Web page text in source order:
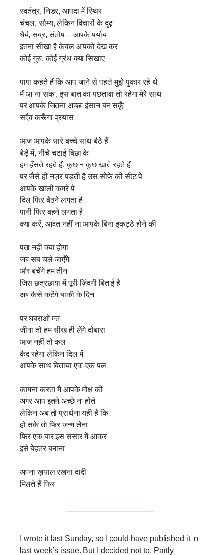
स्वतंत्र, निडर, आपदा में स्थिर
चंचल, सौम्य, लेकिन विचारों के दृढ़
धैर्य, सब्र, संतोष – आपके पर्याय
इतना सीखा है केवल आपको देख कर
कोई गुरु, कोई ग्रंथ क्या सिखाए
पापा कहते हैं कि आप जाने से पहले मुझे पुकार रहे थे
मैं आ ना सका, इस बात का पछतावा तो रहेगा मेरे साथ
पर आपके जितना अच्छा इंसान बन सकूँ
सदैव करूँगा प्रयास
आज आपके सारे बच्चे साथ बैठे हैं
बेड़े में, नीचे चटाई बिछा के
हम हँसते रहते हैं, कुछ न कुछ खाते रहते हैं
पर जैसे ही नज़र पड़ती है उस सोफे की सीट पे
आपके खाली कमरे पे
दिल फिर बैठने लगता है
पानी फिर बहने लगता है
क्या करें, आदत नहीं ना आपके बिना इकट्ठे होने की
पता नहीं क्या होगा
जब सब चले जाएँगे
और बचेंगे हम तीन
जिस छत्रछाया में पूरी ज़िंदगी बिताई है
अब कैसे कटेंगे बाकी के दिन
पर घबराओ मत
जीना तो हम सीख ही लेंगे दोबारा
आज नहीं तो कल
कैद रहेगा लेकिन दिल में
आपके साथ बिताया एक-एक पल
कामना करता मैं आपके मोक्ष की
अगर आप इतने अच्छे ना होते
लेकिन अब तो प्रार्थना यही है कि
हो सके तो फिर जन्म लेना
फिर एक बार इस संसार में आकर
इसे बेहतर बनाना
अपना ख़याल रखना दादी
मिलते हैं फिर
I wrote it last Sunday, so I could have published it in
last week’s issue. But I decided not to. Partly